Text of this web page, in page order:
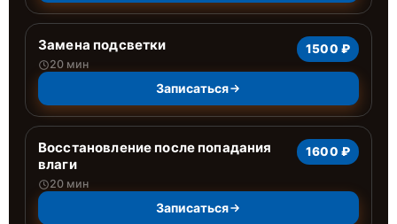
Замена подсветки
20 мин
1500 ₽
Записаться
Восстановление после попадания
влаги
20 мин
1600 ₽
Записаться